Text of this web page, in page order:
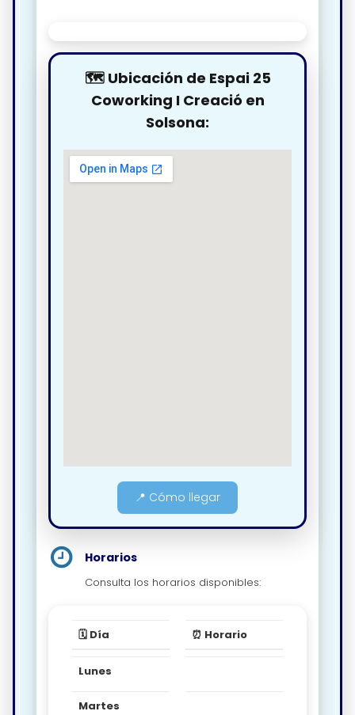
🗺️ Ubicación de Espai 25
Coworking I Creació en
Solsona:
📍 Cómo llegar
Horarios
Consulta los horarios disponibles:
🗓️ Día ⏰ Horario
Lunes
Martes